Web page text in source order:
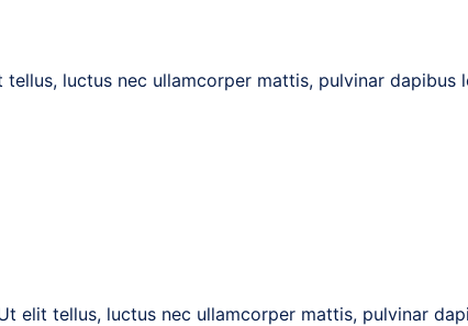
luctus nec ullamcorper mattis, pulvinar dapibus
elit tellus, luctus nec ullamcorper mattis, pulvinar